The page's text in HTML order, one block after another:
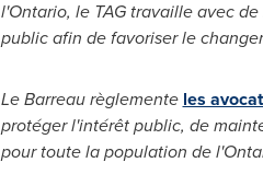
l'Ontario, le TAG travaille avec
public afin de favoriser le
Le Barreaurèglemente les
protéger l'intérêt public, de
pour toute la population de l'